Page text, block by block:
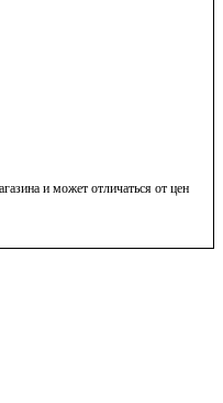
и может отличаться от цен